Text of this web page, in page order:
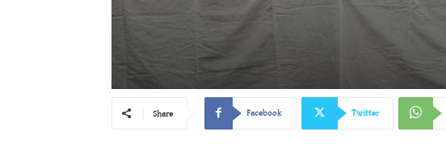
Share Facebook Twitter